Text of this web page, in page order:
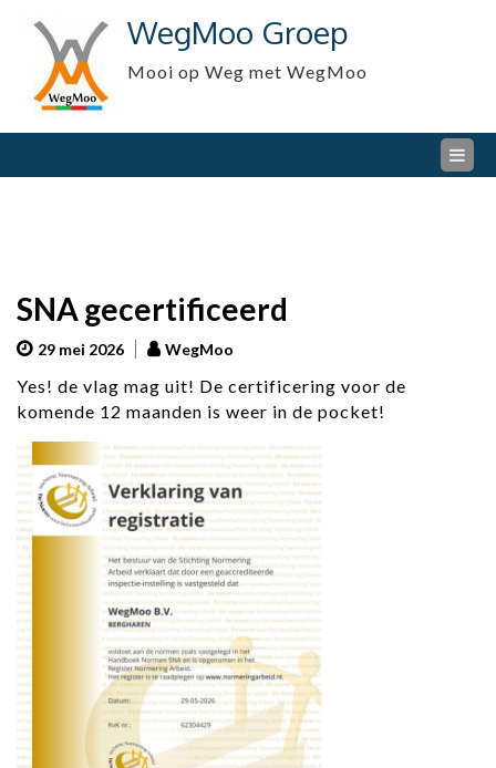
content
WegMoo Groep
Mooi op Weg met WegMoo
SNA gecertificeerd
29 mei 2026 WegMoo
Yes! de vlag mag uit! De certificering voor de
komende 12 maanden is weer in de pocket!